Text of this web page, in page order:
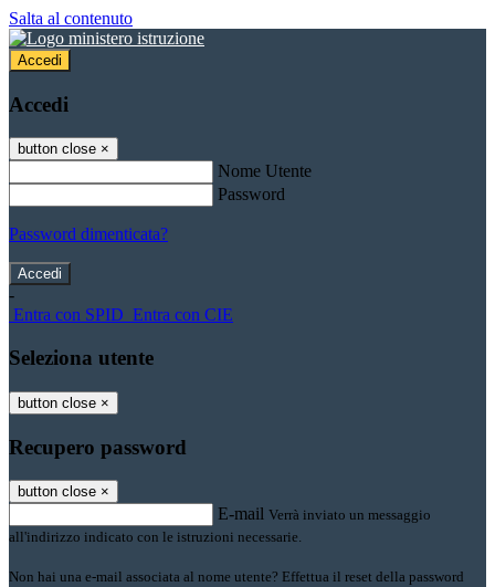
Salta al contenuto
Accedi
Accedi
button close ×
Nome Utente
Password
Password dimenticata?
-
Entra con SPID Entra con CIE
Seleziona utente
button close ×
Recupero password
button close ×
E-mail Verrà inviato un messaggio
all'indirizzo indicato con le istruzioni necessarie.
Non hai una e-mail associata al nome utente? Effettua il reset della password